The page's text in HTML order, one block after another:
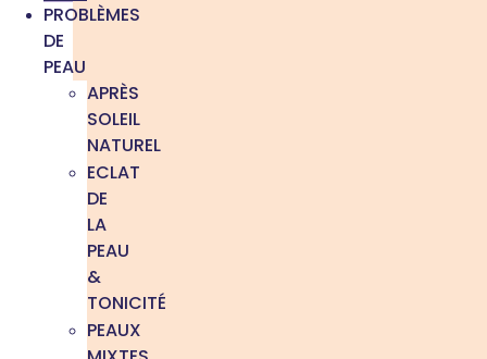
PROBLÈMES
DE
PEAU
APRÈS
SOLEIL
NATUREL
ECLAT
DE
LA
PEAU
&
TONICITÉ
PEAUX